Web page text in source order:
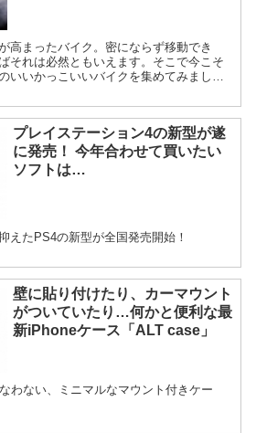
高まったバイク。密にならず移動でき
それは必然ともいえます。そこで今こそ
いいかっこいいバイクを集めてみまし
プレイステーション4の新型が遂
に発売！ 今年合わせて買いたい
ソフトは…
えたPS4の新型が全国発売開始！
壁に貼り付けたり、カーマウント
がついていたり…何かと便利な最
新iPhoneケース「ALT case」
わない、ミニマルなマウント付きケー